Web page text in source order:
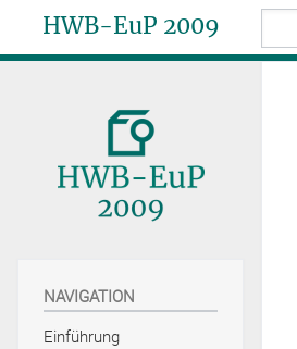
HWB-EuP 2009
NAVIGATION
Einführung